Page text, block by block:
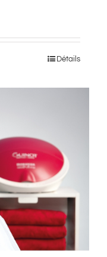
Détails